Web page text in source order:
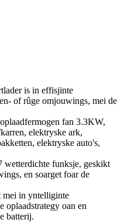
is in effisjinte
of rûge omjouwings, mei de
fan 3.3KW,
elektryske ark,
elektryske auto's,
wetterdichte funksje, geskikt
en soarget foar de
mei in yntelliginte
oplaadstrategy oan en
batterij.